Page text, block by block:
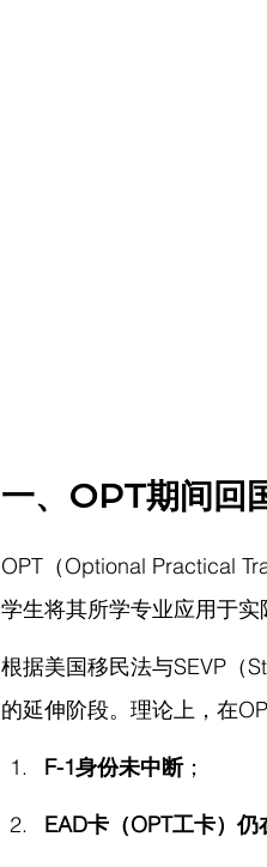
一、OPT期间回
OPT（Optional Practical
学生将其所学专业应用于实
根据美国移民法与SEVP（
的延伸阶段。理论上，在
F-1身份未中断；
EAD卡（OPT工卡）仍